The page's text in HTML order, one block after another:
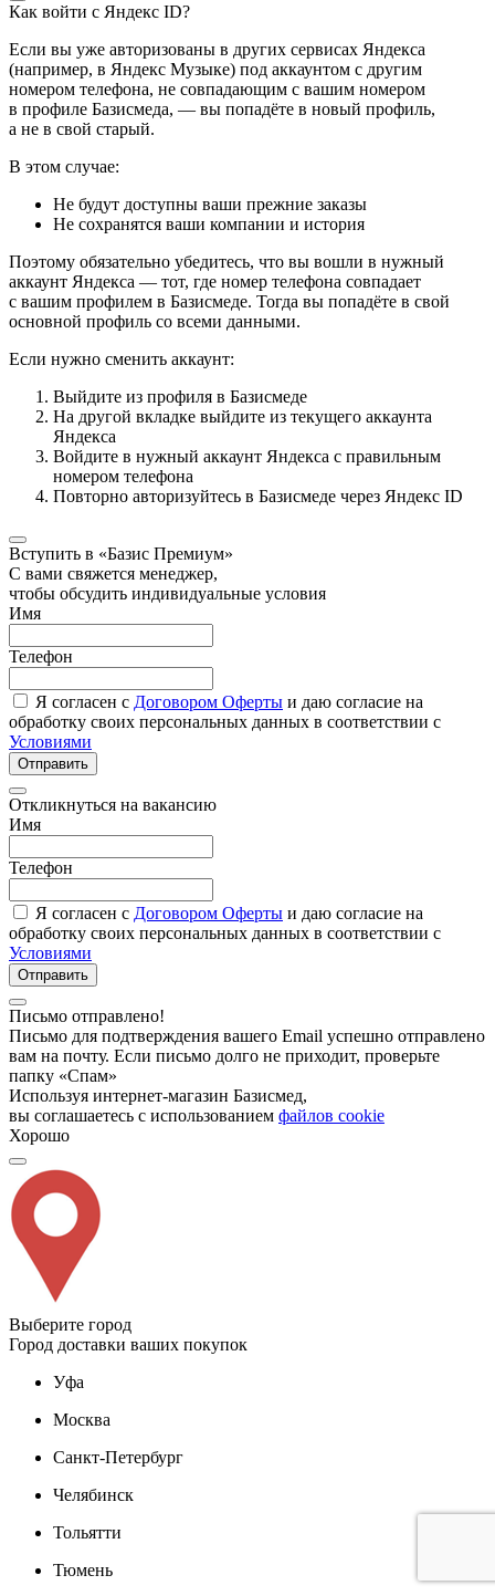
Как войти с Яндекс ID?
Если вы уже авторизованы в других сервисах Яндекса
(например, в Яндекс Музыке) под аккаунтом с другим
номером телефона, не совпадающим с вашим номером
в профиле Базисмеда, — вы попадёте в новый профиль,
а не в свой старый.
В этом случае:
Не будут доступны ваши прежние заказы
Не сохранятся ваши компании и история
Поэтому обязательно убедитесь, что вы вошли в нужный
аккаунт Яндекса — тот, где номер телефона совпадает
с вашим профилем в Базисмеде. Тогда вы попадёте в свой
основной профиль со всеми данными.
Если нужно сменить аккаунт:
Выйдите из профиля в Базисмеде
На другой вкладке выйдите из текущего аккаунта
Яндекса
Войдите в нужный аккаунт Яндекса с правильным
номером телефона
Повторно авторизуйтесь в Базисмеде через Яндекс ID
Вступить в «Базис Премиум»
С вами свяжется менеджер,
чтобы обсудить индивидуальные условия
Имя
Телефон
Я согласен с Договором Оферты и даю согласие на
обработку своих персональных данных в соответствии с
Условиями
Отправить
Откликнуться на вакансию
Имя
Телефон
Я согласен с Договором Оферты и даю согласие на
обработку своих персональных данных в соответствии с
Условиями
Отправить
Письмо отправлено!
Письмо для подтверждения вашего Email успешно отправлено
вам на почту. Если письмо долго не приходит, проверьте
папку «Спам»
Используя интернет-магазин Базисмед,
вы соглашаетесь с использованием файлов cookie
Хорошо
Выберите город
Город доставки ваших покупок
Уфа
Москва
Санкт-Петербург
Челябинск
Тольятти
Тюмень